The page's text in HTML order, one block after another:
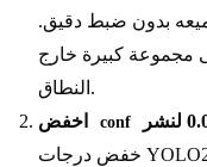
تم تجميعه بدون ضبط دقيق.
مجموعة كبيرة خارج
النطاق.
conf
خفض درجات YOLO26 بنحو 0.05 في المتوسط، لذا فإن العتبة